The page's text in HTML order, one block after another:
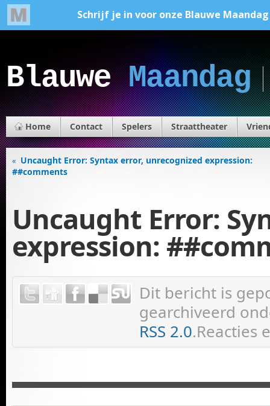
BlauweMaandag
Home Contact Spelers Straattheater
« Uncaught Error: Syntax error, unrecognized expression:
##comments
Uncaught Error:
expression:
Dit bericht is
gearchiveerd
RSS 2.0.Reacties